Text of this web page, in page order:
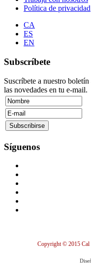
Política de privacidad
CA
ES
EN
Subscríbete
Suscríbete a nuestro
las novedades en tu e-mail.
Síguenos
Copyright © 2015 Cal